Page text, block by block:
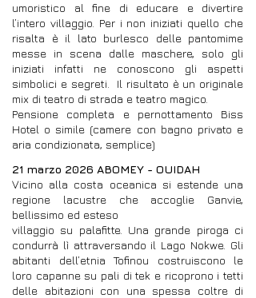
umoristico al fine di educare e divertire
l’intero villaggio. Per i non iniziati quello che
risalta è il lato burlesco delle pantomime
messe in scena dalle maschere, solo gli
iniziati infatti ne conoscono gli aspetti
simbolici e segreti. Il risultato è un originale
mix di teatro di strada e teatro magico.
Pensione completa e pernottamento Biss
Hotel o simile (camere con bagno privato e
aria condizionata, semplice)
21 marzo 2026 ABOMEY - OUIDAH
Vicino alla costa oceanica si estende una
regione lacustre che accoglie Ganvie,
bellissimo ed esteso
villaggio su palafitte. Una grande piroga ci
condurrà lì attraversando il Lago Nokwe. Gli
abitanti dell’etnia Tofinou costruiscono le
loro capanne su pali di tek e ricoprono i tetti
delle abitazioni con una spessa coltre di